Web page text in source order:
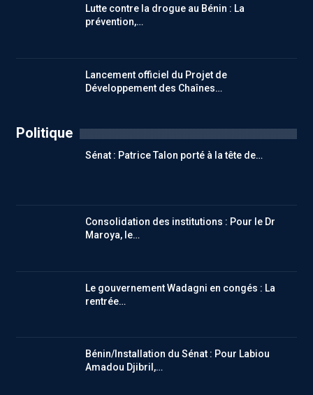
Lutte contre la drogue au Bénin : La
prévention,…
Lancement officiel du Projet de
Développement des Chaînes…
Politique
Sénat : Patrice Talon porté à la tête de…
Consolidation des institutions : Pour le Dr
Maroya, le…
Le gouvernement Wadagni en congés : La
rentrée…
Bénin/Installation du Sénat : Pour Labiou
Amadou Djibril,…